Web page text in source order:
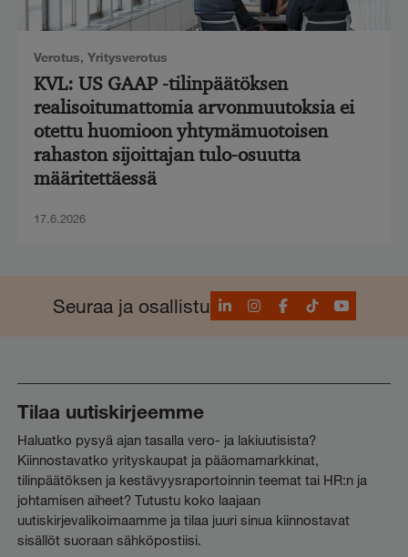
Verotus, Yritysverotus
KVL: US GAAP -tilinpäätöksen
realisoitumattomia arvonmuutoksia ei
otettu huomioon yhtymämuotoisen
rahaston sijoittajan tulo-osuutta
määritettäessä
17.6.2026
Seuraa ja osallistuLinkedInInstagram
Facebook
TikTokYouTube
Tilaa uutiskirjeemme
Haluatko pysyä ajan tasalla vero- ja lakiuutisista?
Kiinnostavatko yrityskaupat ja pääomamarkkinat,
tilinpäätöksen ja kestävyysraportoinnin teemat tai HR:n ja
johtamisen aiheet? Tutustu koko laajaan
uutiskirjevalikoimaamme ja tilaa juuri sinua kiinnostavat
sisällöt suoraan sähköpostiisi.